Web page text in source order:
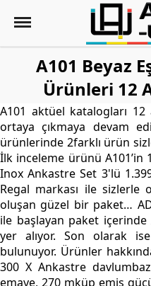
A101 Beyaz
Ürünleri 12
A101 aktüel katalogları
ortaya çıkmaya devam
ürünlerinde 2farklı ürün
İlk inceleme ürünü A101’in
Inox Ankastre Set 3'lü
Regal markası ile
oluşan güzel bir paket…
ile başlayan paket
yer alıyor. Son olarak
bulunuyor. Ürünler
300 X Ankastre
emaye, 270 mküp emiş